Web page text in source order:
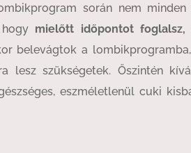
során nem
mielőtt időpontot foglalsz,
belevágtok a
lesz szükségetek. Őszintén
eszméletlenül cuki